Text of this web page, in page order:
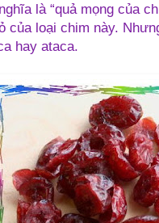
là “quả mọng của
của loại chim này.
hay ataca.